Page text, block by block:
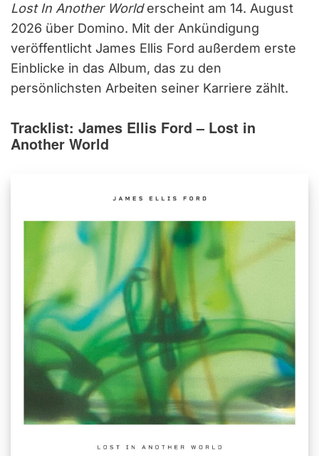
Lost In Another Worlderscheint am 14. August
2026 über Domino. Mit der Ankündigung
veröffentlicht James Ellis Ford außerdem erste
Einblicke in das Album, das zu den
persönlichsten Arbeiten seiner Karriere zählt.
Tracklist: James Ellis Ford – Lost in
Another World